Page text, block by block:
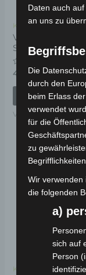
Kostenloser Versand
VSX SITZUNTERE
SEITENPANEL
Bewertet
0
49,00€ *
IN DEN
VSX
Kostenloser Versand
Daten auch
an uns zu
Die
durch den
beim Erlass
verwendet
für die
zu
Wir verwenden
die folgenden
a)
sich auf
Person